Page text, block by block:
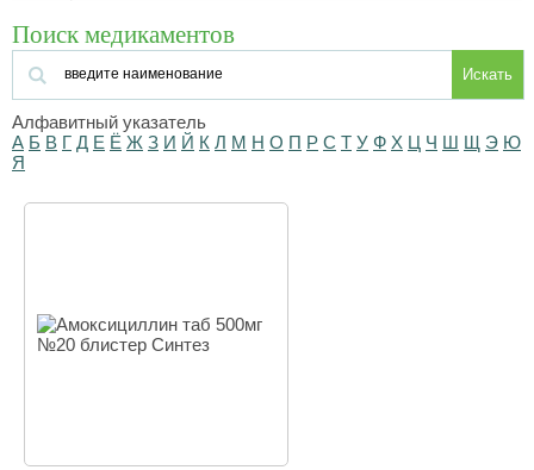
Поиск медикаментов
Искать
Алфавитный указатель
А Б В Г Д Е Ё Ж З И Й К Л М Н О П Р С Т У Ф Х Ц Ч Ш Щ Э Ю
Я